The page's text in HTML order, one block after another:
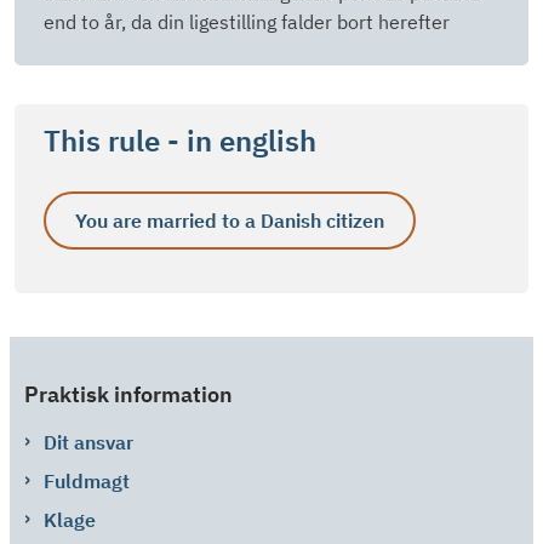
end to år, da din ligestilling falder bort herefter
This rule - in english
You are married to a Danish citizen
Praktisk information
Dit ansvar
Fuldmagt
Klage